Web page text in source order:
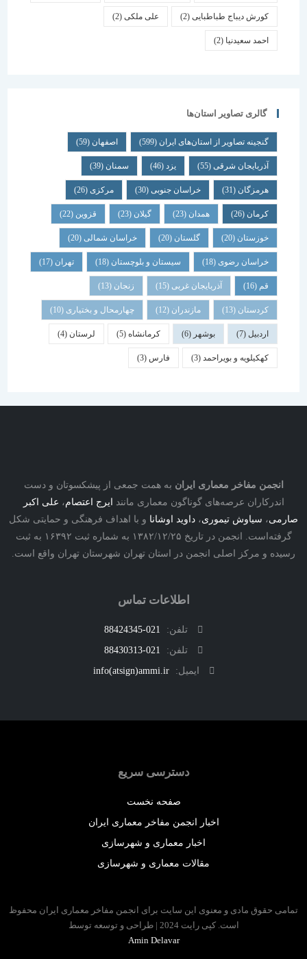
کورش دیباج طباطبایی(2) علی ملکی(2)
احمد سعیدنیا (2)
گالری تصاویر استان‌ها
گنجینه تصاویر از استان‌های ایران(599) اصفهان (59)
آذربایجان شرقی(55) یزد سمنان (39)
هرمزگان(31) خراسان جنوبی(30) مرکزی (26)
همدان گیلان قزوین
خوزستان(20) گلستان (20) خراسان شمالی(20)
خراسان رضوی(18) سیستان و بلوچستان(18) تهران
آذربایجان غربی(15) زنجان
کردستان(13) مازندران(12) چهارمحال و بختیاری (10)
بوشهر کرمانشاه(5) لرستان (4)
کهکیلویه و بویراحمد(3) فارس
مفاخر معماری ایرانبه همت جمعی از پیشکسوتان و دست
عرصه‌های گوناگون معماری مانندایرج اعتصام،علی اکبر
،سیاوش تیموری،داوید اوشانا و با اهداف فرهنگی و حمایتی شکل
گرفته‌است. انجمن در تاریخ ۱۳۸۲/۱۲/۲۵ به شماره ثبت ۱۶۳۹۲ به ثبت
و مرکز اصلی انجمن در استان تهران شهرستان تهران واقع است.
اطلاعات تماس
تلفن:
021-88424345
تلفن:
021-88430313
ایمیل:
info(atsign)ammi.ir
دسترسی سریع
صفحه نخست
اخبار انجمن مفاخر معماری ایران
اخبار معماری و شهرسازی
مقالات معماری و شهرسازی
حقوق مادی و معنوی این سایت برای انجمن مفاخر معماری ایران محفوظ
است. کپی رایت 2024 | طراحی و توسعه توسط
Amin Delavar